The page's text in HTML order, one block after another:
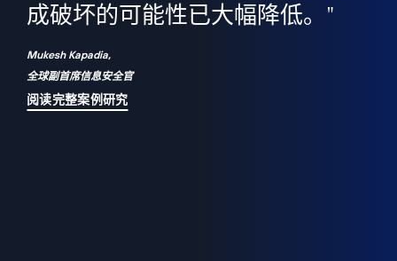
成破坏的可能性已大幅降低。"
Mukesh Kapadia,
全球副首席信息安全官
阅读完整案例研究